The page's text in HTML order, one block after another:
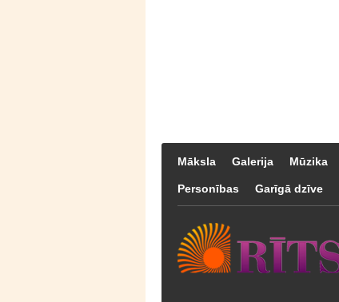
Māksla Galerija Mūzika
Personības Garīgā dzīve